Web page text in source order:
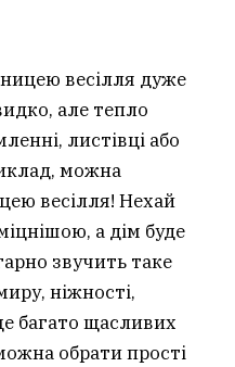
весілля дуже
але тепло
листівці або
можна
весілля! Нехай
а дім буде
звучить таке
ніжності,
багато щасливих
обрати прості